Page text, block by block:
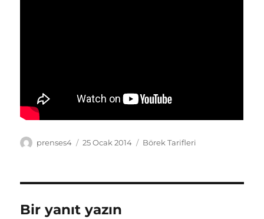
Yazar
prenses4
Yayın
25 Ocak 2014 Kategoriler
Börek Tarifleri
Bir yanıt yazın